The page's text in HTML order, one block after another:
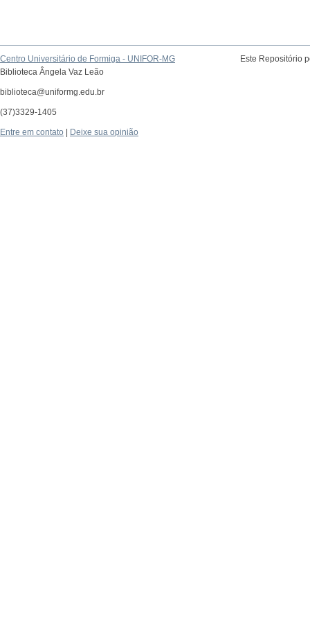
Centro Universitário de Formiga - UNIFOR-MG
Biblioteca Ângela Vaz Leão
biblioteca@uniformg.edu.br
(37)3329-1405
Este Repositório
Entre em contato Deixe sua opinião